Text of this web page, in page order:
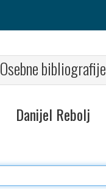
Osebne bibliografije
Danijel Rebolj